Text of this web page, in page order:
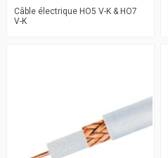
Câble électrique HO5 V-K & HO7
V-K